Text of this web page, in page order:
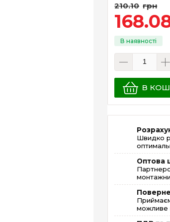
210.10 грн
168.
В
Швидко
Оптова
можливе